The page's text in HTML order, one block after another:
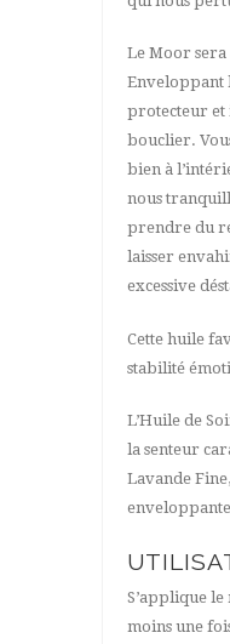
Le Moor sera
Enveloppant
protecteur et
bouclier.
bien à
nous
prendre du
laisser
excessive
Cette huile
stabilité
L’Huile de
la senteur
Lavande
S’applique
moins une